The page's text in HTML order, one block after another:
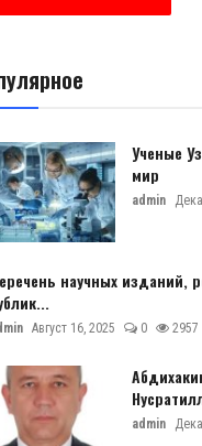
Ученые
мир
admin
научных изданий,
Август 16, 2025 0 2957
admin